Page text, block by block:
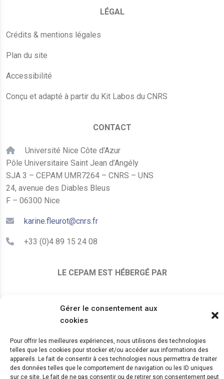
Gérer le consentement aux
cookies
Pour offrir les meilleures expériences, nous utilisons des technologies
telles que les cookies pour stocker et/ou accéder aux informations des
appareils. Le fait de consentir à ces technologies nous permettra de traiter
des données telles que le comportement de navigation ou les ID uniques
sur ce site. Le fait de ne pas consentir ou de retirer son consentement peut
LÉGAL
Crédits & mentions légales
Plan du site
Accessibilité
Conçu et adapté à partir du Kit Labos du CNRS
CONTACT
Université Nice Côte d'Azur
Pôle Universitaire Saint Jean d’Angély
SJA 3 – CEPAM UMR7264 – CNRS – UNS
24, avenue des Diables Bleus
F – 06300 Nice
karine.fleurot@cnrs.fr
+33 (0)4 89 15 24 08
LE CEPAM EST HÉBERGÉ PAR
© 2024 Copyright:CEPAM UMR7264, CNRS, CNRS
WebKit